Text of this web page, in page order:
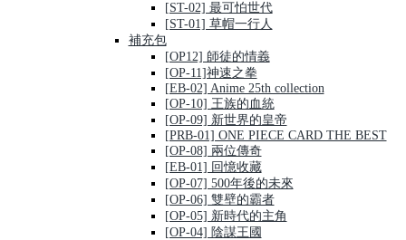
[ST-02] 最可怕世代
[ST-01] 草帽一行人
補充包
[OP12] 師徒的情義
[OP-11]神速之拳
[EB-02] Anime 25th collection
[OP-10] 王族的血統
[OP-09] 新世界的皇帝
[PRB-01] ONE PIECE CARD THE BEST
[OP-08] 兩位傳奇
[EB-01] 回憶收藏
[OP-07] 500年後的未來
[OP-06] 雙壁的霸者
[OP-05] 新時代的主角
[OP-04] 陰謀王國